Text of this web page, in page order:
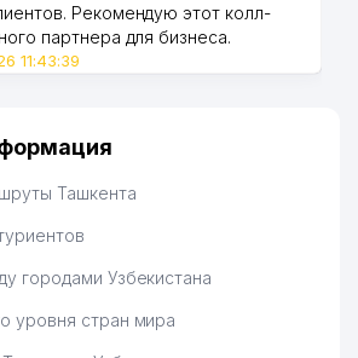
ООО 789 м
ЧАКБ
CONSULTING ООО
КОНТРОЛЯ
Рекомендую этот колл-
партнера для бизнеса.
11:43:39
Ташкента
городами Узбекистана
уровня стран мира